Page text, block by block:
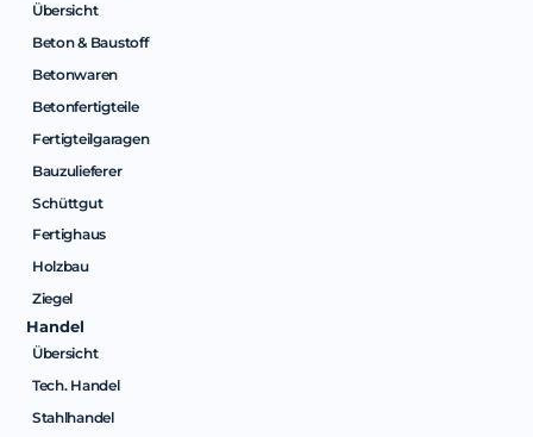
Übersicht
Beton & Baustoff
Betonwaren
Betonfertigteile
Fertigteilgaragen
Bauzulieferer
Schüttgut
Fertighaus
Holzbau
Ziegel
Handel
Übersicht
Tech. Handel
Stahlhandel